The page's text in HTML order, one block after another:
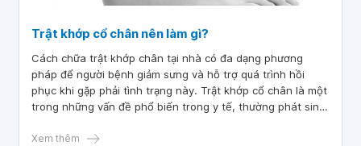
Trật khớp cổ chân nên làm gì?
Cách chữa trật khớp chân tại nhà có đa dạng phương
pháp để người bệnh giảm sưng và hỗ trợ quá trình hồi
phục khi gặp phải tình trạng này. Trật khớp cổ chân là một
trong những vấn đề phổ biến trong y tế, thường phát sinh
đau.
Xem thêm